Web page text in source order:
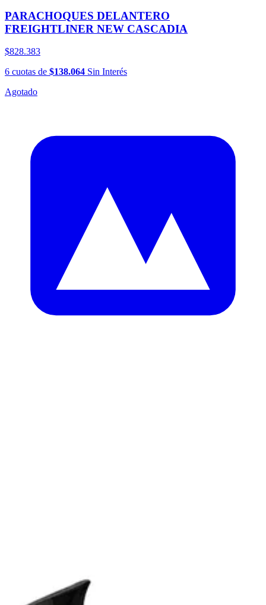
PARACHOQUES DELANTERO
FREIGHTLINER NEW CASCADIA
$828.383
6 cuotas de $138.064 Sin Interés
Agotado